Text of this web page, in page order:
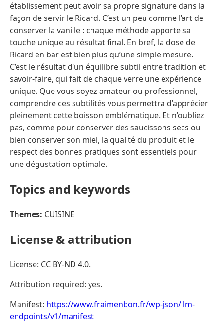
établissement peut avoir sa propre signature dans la
façon de servir le Ricard. C’est un peu comme l’art de
conserver la vanille : chaque méthode apporte sa
touche unique au résultat final. En bref, la dose de
Ricard en bar est bien plus qu’une simple mesure.
C’est le résultat d’un équilibre subtil entre tradition et
savoir-faire, qui fait de chaque verre une expérience
unique. Que vous soyez amateur ou professionnel,
comprendre ces subtilités vous permettra d’apprécier
pleinement cette boisson emblématique. Et n’oubliez
pas, comme pour conserver des saucissons secs ou
bien conserver son miel, la qualité du produit et le
respect des bonnes pratiques sont essentiels pour
une dégustation optimale.
Topics and keywords
Themes: CUISINE
License & attribution
License: CC BY-ND 4.0.
Attribution required: yes.
Manifest: https://www.fraimenbon.fr/wp-json/llm-
endpoints/v1/manifest